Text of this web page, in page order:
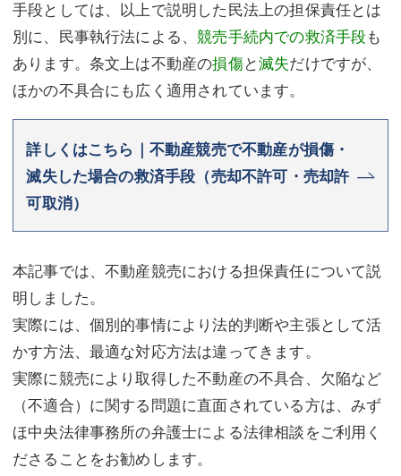
手段としては、以上で説明した民法上の担保責任とは
別に、民事執行法による、競売手続内での救済手段も
あります。条文上は不動産の損傷と滅失だけですが、
ほかの不具合にも広く適用されています。
詳しくはこちら｜不動産競売で不動産が損傷・
滅失した場合の救済手段（売却不許可・売却許
可取消）
本記事では、不動産競売における担保責任について説
明しました。
実際には、個別的事情により法的判断や主張として活
かす方法、最適な対応方法は違ってきます。
実際に競売により取得した不動産の不具合、欠陥など
（不適合）に関する問題に直面されている方は、みず
ほ中央法律事務所の弁護士による法律相談をご利用く
ださることをお勧めします。